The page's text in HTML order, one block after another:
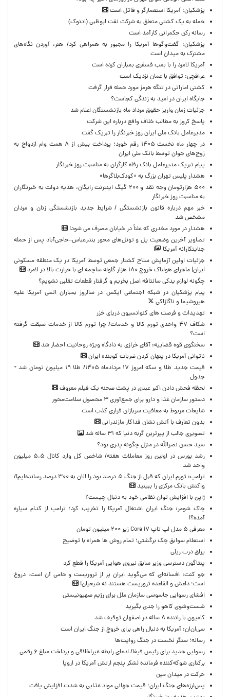
پزشکیان: آمریکا استعمارگر و قاتل است
حمله به یک کشتی متعلق به شرکت نفت ابوظبی (ادنوک)
رسانه رکن حکمرانی کارآمد است
پزشکیان: گفت‌وگوها آمریکا را مجبور به همراهی کرد/ هنر، آوردن نگاه‌های
مشترک به میدان است
آمریکا لامرد را با بمب فسفری بمباران کرده است
عراقچی: توافق با عمان نزدیک است
کشتی اماراتی در تنگه هرمز مورد حمله قرار گرفت
جایگاه ایران در امید به زندگی کجاست؟
جزئیات زمان واریز حقوق مرداد ماه بازنشستگان اعلام شد
پاسخ کروز به مطالب خلاف واقع درباره این شرکت
مدیرعامل بانک ملی ایران روز خبرنگار را تبریک گفت
در چهار ماه نخست ۱۴۰۵ رقم خورد؛ پرداخت بیش از ۸ همت وام ازدواج به
زوج‌های جوان توسط بانک ملی ایران
پیام تبریک مدیرعامل بانک رفاه کارگران به مناسبت روز خبرنگار
هشدار پلیس تهران بزرگ به «کودک‌بلاگرها»
۵۰۰ هزارتومان وجه نقد و ۲۰۰ گیگ اینترنت رایگان، هدیه دولت به خبرنگاران
به مناسبت روز خبرنگار
خبر مهم درباره قانون بازنشستگی / شرایط جدید بازنشستگی زنان و مردان
مشخص شد
هشدار در مورد مخدری که علناً در خیابان مصرف می شود!
تصاویر آخرین وضعیت پل و تونل‌های محور بندرعباس–حاجی‌آباد پس از حمله
جنایتکارانه آمریکا
جزئیات اولین آزمایش سلاح کشتار جمعی توسط آمریکا در یک منطقه مسکونی
ایران| ماجرای هولناک خروج ۱۸۰ هزار گلوله ساچمه ای با حرارت بالا در لامرد
چگونه لوازم یدکی سانتافه اصل بخریم و گرفتار قطعات تقلبی نشویم؟
پیام پزشکیان در شبکه اجتماعی ایکس در سالروز بمباران اتمی آمریکا علیه
هیروشیما و ناگازاکی
تهدیدات و فرصت های کنوانسیون دریای خزر
شکاف ۴۷ واحدی تورم کالا و خدمات/ چرا تورم کالا از خدمات سبقت گرفته
است؟
سخنگوی قوه قضاییه: آقای خرازی به دادگاه ویژه روحانیت احضار شد
ناتوانی آمریکا در پنهان کردن ضربات کوبنده ایران
قیمت جدید طلا و سکه امروز ۱۷ مردادماه ۱۴۰۵/ طلا ۱۹ میلیون تومان شد +
جدول
لحظه‌ فحش دادن اکبر عبدی در پشت صحنه یک فیلم معروف
دستور سازمان غذا و دارو برای جمع‌آوری ۳ محصول سلامت‌محور
شایعات مربوط به معافیت سربازان فراری کذب است
بدون تعارف با آتش نشان فداکار مازندرانی
تصویری جالب از پیرترین گربه دنیا که ۳۱ ساله شد
سید حسن نصرالله در منزل چگونه پدری بود؟
رشد بورس در اولین روز معاملات هفته/ شاخص کل وارد کانال ۵.۵ میلیون
واحد شد
ترامپ: تورم ایران که قبل از جنگ ۵ درصد بود را الان به ۳۰۰ درصد رسانده‌ایم!/
واکنش بانک مرکزی را ببینید
ژاپن با افزایش توان نظامی خود به دنبال چیست؟
چاک شومر: جنگ ایران اشتغال آمریکا را تخریب کرد؛ ترامپ از کدام سیاره
آمده؟!
معرفی ۵ مدل لپ تاپ Core i۷ زیر ۲۰۰ میلیون تومان
استعلام سوابق چک برگشتی؛ تمام روش ها همراه با توضیح
یراق درب ریلی
پنتاگون دسترسی وزیر سابق نیروی هوایی آمریکا را قطع کرد
جو کنت: افسانه‌ای که می‌گوید ایران پر از تروریست و حامی آن است، دروغ
است؛ داعش و القاعده تروریست هستند نه شیعیان!
افشای رسوایی جاسوسی سازمان ملل برای رژیم صهیونیستی
شست‌وشوی کاهو را جدی بگیرید
کامیون با راننده ۸ ساله در اصفهان توقیف شد
سی‌ان‌ان: آمریکا به دنبال راهی برای خروج از جنگ ایران است
رسانه؛ سنگر نخست در جنگ روایت‌ها
رسوایی جدید برای رئیس فیفا/ ادعای رابطه غیراخلاقی و پرداخت مبلغ ۶ رقمی
برکناری شوکه‌کننده فرمانده لشکر پنجم ارتش آمریکا در اروپا
حركت در ميدان مين
پس‌لرزه‌های جنگ ایران؛ قیمت جهانی مواد غذایی به شدت افزایش یافت